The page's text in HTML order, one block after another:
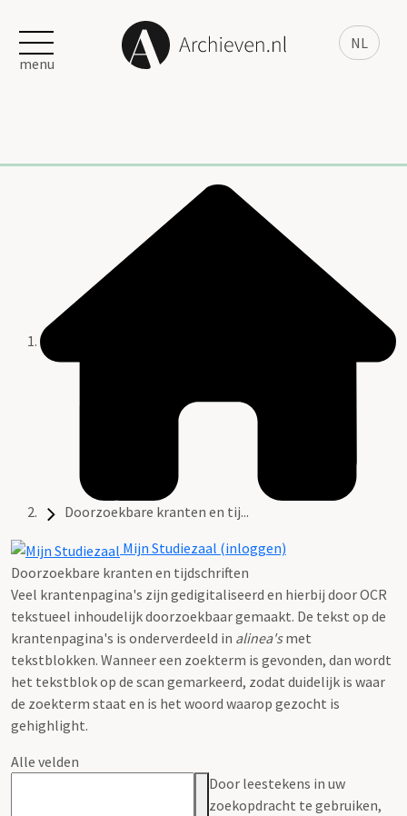
NL
menu
Doorzoekbare kranten en tij...
Mijn Studiezaal (inloggen)
Doorzoekbare kranten en tijdschriften
Veel krantenpagina's zijn gedigitaliseerd en hierbij door OCR
tekstueel inhoudelijk doorzoekbaar gemaakt. De tekst op de
krantenpagina's is onderverdeeld in alinea'smet
tekstblokken. Wanneer een zoekterm is gevonden, dan wordt
het tekstblok op de scan gemarkeerd, zodat duidelijk is waar
de zoekterm staat en is het woord waarop gezocht is
gehighlight.
Alle velden
Door leestekens in uw
zoekopdracht te gebruiken,